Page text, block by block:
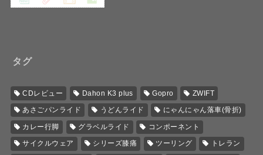
タグ
CDレビュー Dahon K3 plus Gopro ZWIFT
あさごパンライド うどんライド にゃんにゃん落車(骨折)
カレー行脚 グラベルライド コンポーネント
サイクルウェア シリーズ膝痛 ツーリング トレラン